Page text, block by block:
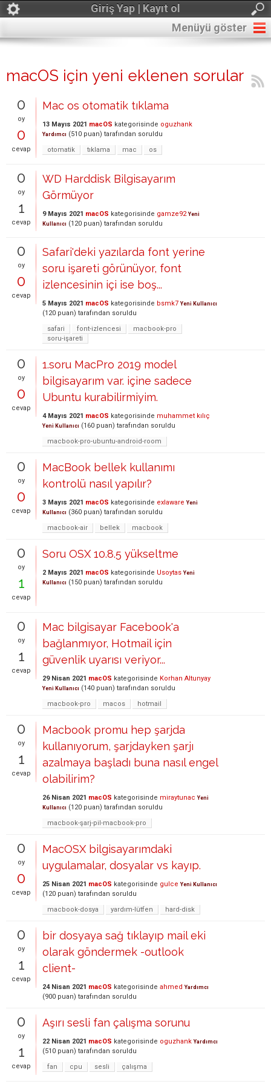
Giriş Yap | Kayıt ol
Menüyü göster
macOS için yeni eklenen sorular
0
oy
0
cevap
Mac os otomatik tıklama
13 Mayıs 2021 macOS kategorisinde oguzhank
Yardımcı (510 puan) tarafından soruldu
otomatik
tıklama mac os
0
oy
1
cevap
WD Harddisk Bilgisayarım
Görmüyor
9 Mayıs 2021 macOS kategorisinde gamze92 Yeni
Kullanıcı (120 puan) tarafından soruldu
0
oy
0
cevap
Safari'deki yazılarda font yerine
soru işareti görünüyor, font
izlencesinin içi ise boş...
5 Mayıs 2021 macOS kategorisinde bsmk7 Yeni Kullanıcı
(120 puan) tarafından soruldu
safari
font-izlencesi
macbook-pro
soru-işareti
0
oy
0
cevap
1.soru MacPro 2019 model
bilgisayarım var. içine sadece
Ubuntu kurabilirmiyim.
4 Mayıs 2021 macOS kategorisinde muhammet kılıç
Yeni Kullanıcı (160 puan) tarafından soruldu
macbook-pro-ubuntu-android-room
0
oy
0
cevap
MacBook bellek kullanımı
kontrolü nasıl yapılır?
3 Mayıs 2021 macOS kategorisinde exlaware Yeni
Kullanıcı (360 puan) tarafından soruldu
macbook-air
bellek macbook
0
oy
1
cevap
Soru OSX 10.8.5 yükseltme
2 Mayıs 2021 macOS kategorisinde Usoytas Yeni
Kullanıcı (150 puan) tarafından soruldu
0
oy
1
cevap
Mac bilgisayar Facebook'a
bağlanmıyor, Hotmail için
güvenlik uyarısı veriyor...
29 Nisan 2021 macOS kategorisinde Korhan Altunyay
Yeni Kullanıcı (140 puan) tarafından soruldu
macbook-pro
macos hotmail
0
oy
1
cevap
Macbook promu hep şarjda
kullanıyorum, şarjdayken şarjı
azalmaya başladı buna nasıl engel
olabilirim?
26 Nisan 2021 macOS kategorisinde miraytunac Yeni
Kullanıcı (120 puan) tarafından soruldu
macbook-şarj-pil-macbook-pro
0
oy
0
cevap
MacOSX bilgisayarımdaki
uygulamalar, dosyalar vs kayıp.
25 Nisan 2021 macOS kategorisinde gulce Yeni Kullanıcı
(120 puan) tarafından soruldu
macbook-dosya
yardım-lütfen hard-disk
0
oy
1
cevap
bir dosyaya sağ tıklayıp mail eki
olarak göndermek -outlook
client-
24 Nisan 2021 macOS kategorisinde ahmed Yardımcı
(900 puan) tarafından soruldu
0
oy
1
cevap
Aşırı sesli fan çalışma sorunu
22 Nisan 2021 macOS kategorisinde oguzhank Yardımcı
(510 puan) tarafından soruldu
fan
cpu sesli çalışma